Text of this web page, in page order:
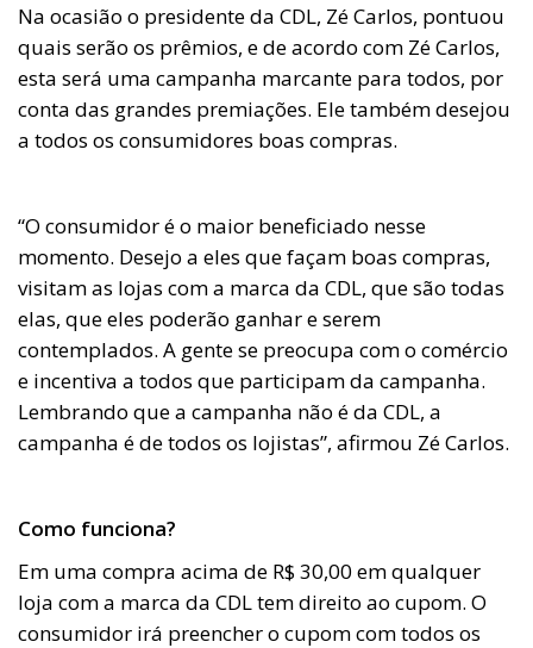
Na ocasião o presidente da CDL, Zé Carlos, pontuou
quais serão os prêmios, e de acordo com Zé Carlos,
esta será uma campanha marcante para todos, por
conta das grandes premiações. Ele também desejou
a todos os consumidores boas compras.
“O consumidor é o maior beneficiado nesse
momento. Desejo a eles que façam boas compras,
visitam as lojas com a marca da CDL, que são todas
elas, que eles poderão ganhar e serem
contemplados. A gente se preocupa com o comércio
e incentiva a todos que participam da campanha.
Lembrando que a campanha não é da CDL, a
campanha é de todos os lojistas”, afirmou Zé Carlos.
Como funciona?
Em uma compra acima de R$ 30,00 em qualquer
loja com a marca da CDL tem direito ao cupom. O
consumidor irá preencher o cupom com todos os